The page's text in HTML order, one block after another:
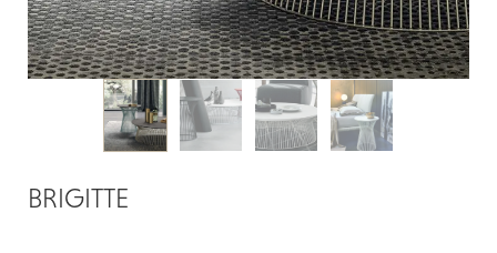
BRIGITTE